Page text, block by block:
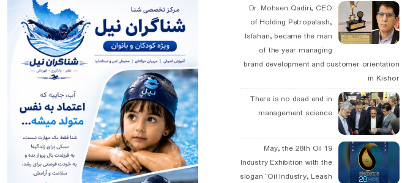
Dr. Mohsen Qadiri, CEO
of Holding Petropalash,
Isfahan, became the man
of the year managing
brand development and customer orientation
in Kishor
There is no dead end in
management science
19 May, the 28th Oil
Industry Exhibition with the
slogan “Oil Industry, Leash